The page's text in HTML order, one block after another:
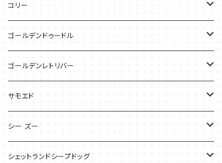
ケース
Tシャツ
キャップ
Tシャツ
タオル
サンダル
バッグ
ケース
コリー
バッグ
ケース
Tシャツ
ゴールデンドゥードル
Tシャツ
ゴールデンレトリバー
Tシャツ
バッグ
ケース
サモエド
Tシャツ
バッグ
シー ズー
Tシャツ
シェットランドシープドッグ